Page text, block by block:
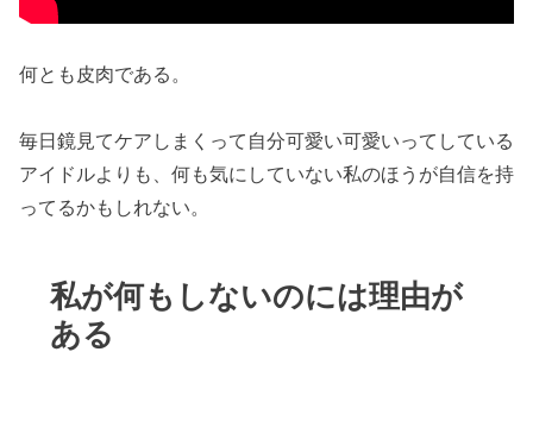
何とも皮肉である。
毎日鏡見てケアしまくって自分可愛い可愛いってしている
アイドルよりも、何も気にしていない私のほうが自信を持
ってるかもしれない。
私が何もしないのには理由が
ある